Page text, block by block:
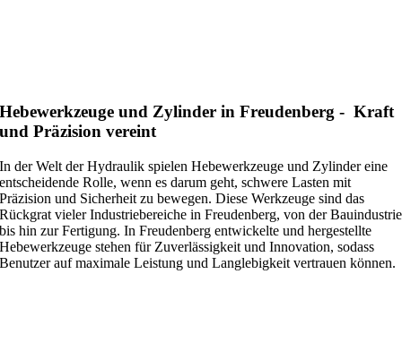
Hebewerkzeuge und Zylinder in Freudenberg - Kraft
und Präzision vereint
In der Welt der Hydraulik spielen Hebewerkzeuge und Zylinder eine
entscheidende Rolle, wenn es darum geht, schwere Lasten mit
Präzision und Sicherheit zu bewegen. Diese Werkzeuge sind das
Rückgrat vieler Industriebereiche in Freudenberg, von der Bauindustrie
bis hin zur Fertigung. In Freudenberg entwickelte und hergestellte
Hebewerkzeuge stehen für Zuverlässigkeit und Innovation, sodass
Benutzer auf maximale Leistung und Langlebigkeit vertrauen können.